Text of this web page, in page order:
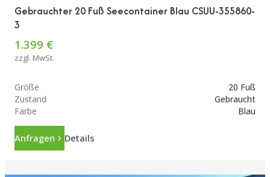
Gebrauchter 20 Fuß Seecontainer Blau CSUU-355860-
3
1.399 €
zzgl. MwSt.
Größe
20 Fuß
Zustand
Gebraucht
Farbe
Blau
Anfragen Details